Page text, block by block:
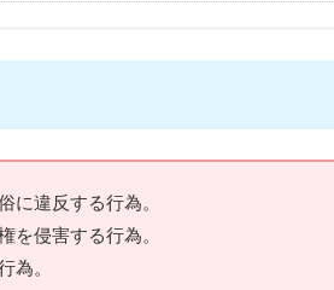
に違反する行為。
を侵害する行為。
為。